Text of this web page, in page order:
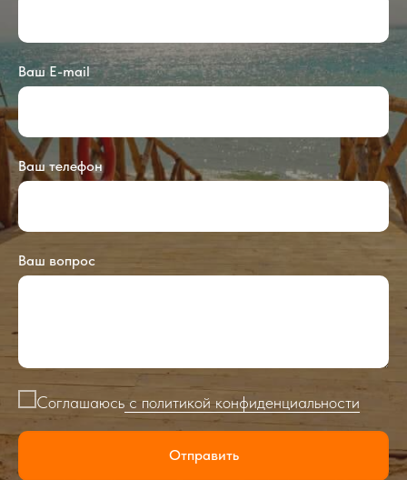
Ваш E-mail
Ваш телефон
Ваш вопрос
Соглашаюсь с политикой конфиденциальности
Отправить